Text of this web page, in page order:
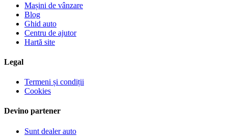
Mașini de vânzare
Blog
Ghid auto
Centru de ajutor
Hartă site
Legal
Termeni și condiții
Cookies
Devino partener
Sunt dealer auto